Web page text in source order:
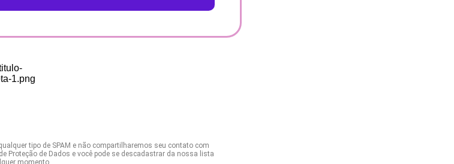
tipo de SPAM e não compartilharemos seu contato com
Proteção de Dados e você pode se descadastrar da nossa lista
momento